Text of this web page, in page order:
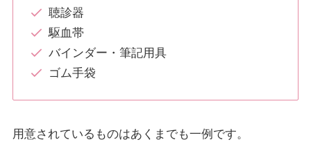
聴診器
駆血帯
バインダー・筆記用具
ゴム手袋
用意されているものはあくまでも一例です。